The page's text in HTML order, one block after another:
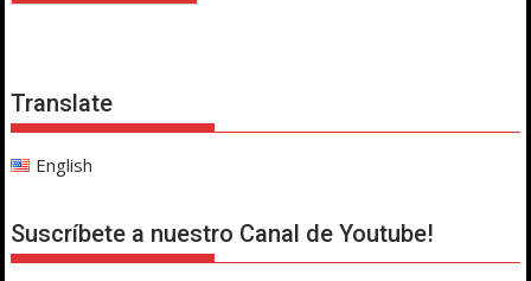
Translate
English
Suscríbete a nuestro Canal de Youtube!